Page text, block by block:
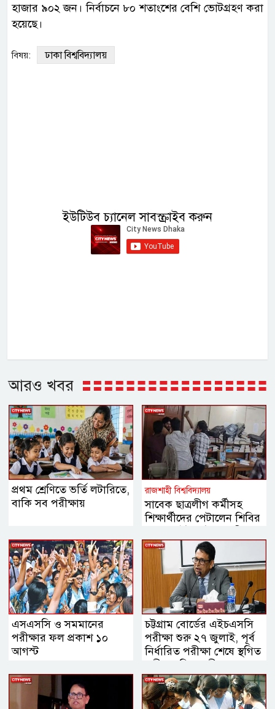
হাজার ৯০২ জন। নির্বাচনে ৮০ শতাংশের বেশি ভোটগ্রহণ করা
হয়েছে।
বিষয়: ঢাকা বিশ্ববিদ্যালয়
ইউটিউব চ্যানেল সাবস্ক্রাইব করুন
আরও খবর
প্রথম শ্রেণিতে ভর্তি লটারিতে,
বাকি সব পরীক্ষায়
রাজশাহী বিশ্ববিদ্যালয়
সাবেক ছাত্রলীগ কর্মীসহ
শিক্ষার্থীদের পেটালেন শিবির
এসএসসি ও সমমানের
পরীক্ষার ফল প্রকাশ ১০
আগস্ট
চট্টগ্রাম বোর্ডের এইচএসসি
পরীক্ষা শুরু ২৭ জুলাই, পূর্ব
নির্ধারিত পরীক্ষা শেষে স্থগিত
পরীক্ষা: শিক্ষামন্ত্রী